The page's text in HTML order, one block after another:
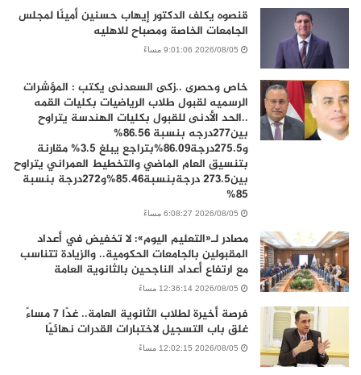
قنصوه يكلف الدكتور إيهاب حسنين أمينًا لمجلس
الجامعات الخاصة ومصباح للاهليه
2026/08/05 9:01:06 مساءً
خاص وحصرى ..زكى السعدنى يكتب : المؤشرات
الرسميه لقبول طلاب الرياضيات بكليات القمه
..الحد الأدنى للقبول بكليات الهندسة يتراوح
بين277درجه بنسبة 86.56%
و275.5درجة86.09%بتراجع يبلغ 3.5% مقارنة
بتنسيق العام الماضي والتخطيط العمراني يتراوح
بين273.5 درجةبنسبة85.46%و272درجة بنسبة
85%
2026/08/05 6:08:27 مساءً
مصادر لـ«التعليم اليوم»: لا تخفيض في أعداد
المقبولين بالجامعات الحكومية.. والزيادة تتناسب
مع ارتفاع أعداد الناجحين بالثانوية العامة
2026/08/05 12:36:14 مساءً
فرصة أخيرة لطلاب الثانوية العامة.. غدًا 7 مساءً
غلق باب التسجيل لاختبارات القدرات نهائيًا
2026/08/05 12:02:15 مساءً